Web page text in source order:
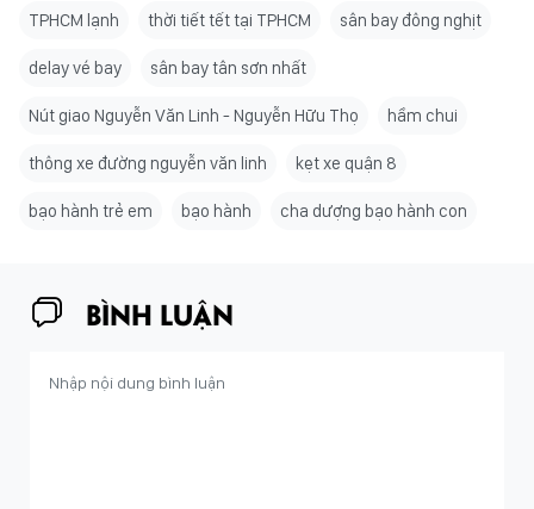
TPHCM lạnh thời tiết tết tại TPHCM sân bay đông nghịt
delay vé bay sân bay tân sơn nhất
Nút giao Nguyễn Văn Linh - Nguyễn Hữu Thọ hầm chui
thông xe đường nguyễn văn linh kẹt xe quận 8
bạo hành trẻ em bạo hành cha dượng bạo hành con
BÌNH LUẬN